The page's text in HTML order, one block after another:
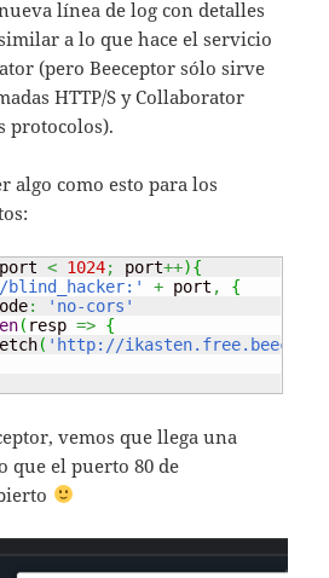
línea de log con detalles
a lo que hace el servicio
(pero Beeceptor sólo sirve
HTTP/S y Collaborator
protocolos).
algo como esto para los
port < 1024; port++){
+ port ,
{
:
'no-cors'
( resp => {
( 'http://
vemos que llega una
el puerto 80 de